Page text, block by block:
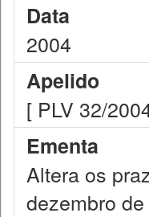
Data
2004
Apelido
[ PLV 32/
Ementa
Altera os
dezembro